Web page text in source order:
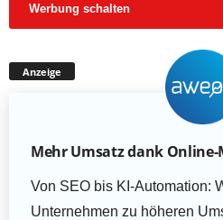
Werbung schalten
Anzeige
Mehr Umsatz dank
Von SEO bis KI-Automation:
Unternehmen zu höheren